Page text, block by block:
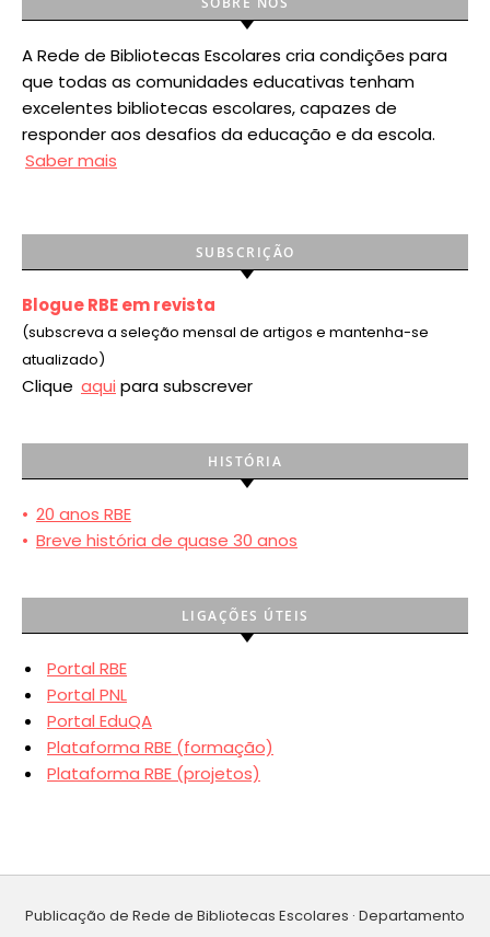
A Rede de Bibliotecas Escolares cria condições para
que todas as comunidades educativas tenham
excelentes bibliotecas escolares, capazes de
responder aos desafios da educação e da escola.
Saber mais
SUBSCRIÇÃO
Blogue RBE em revista
(subscreva a seleção mensal de artigos e mantenha-se
atualizado)
Clique aqui para subscrever
HISTÓRIA
• 20 anos RBE
• Breve história de quase 30 anos
LIGAÇÕES ÚTEIS
Portal RBE
Portal PNL
Portal EduQA
Plataforma RBE (formação)
Plataforma RBE (projetos)
Publicação de Rede de Bibliotecas Escolares · Departamento